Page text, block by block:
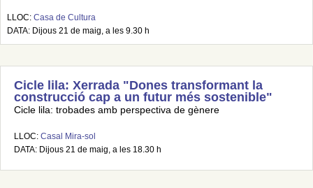
LLOC: Casa de Cultura
DATA: Dijous 21 de maig, a les 9.30 h
Cicle lila: Xerrada "Dones transformant la
construcció cap a un futur més sostenible"
Cicle lila: trobades amb perspectiva de gènere
LLOC: Casal Mira-sol
DATA: Dijous 21 de maig, a les 18.30 h